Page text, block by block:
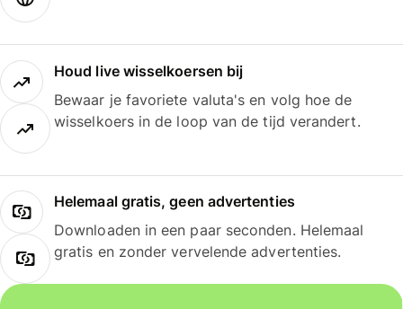
Houd live wisselkoersen bij
Bewaar je favoriete valuta's en volg hoe de
wisselkoers in de loop van de tijd verandert.
Helemaal gratis, geen advertenties
Downloaden in een paar seconden. Helemaal
gratis en zonder vervelende advertenties.